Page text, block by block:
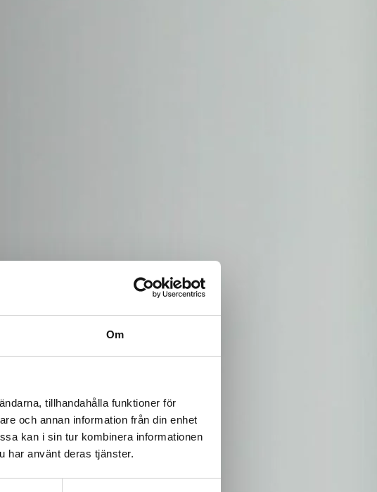
Om
tillhandahålla funktioner för
och annan information från din enhet
kan i sin tur kombinera informationen
har använt deras tjänster.